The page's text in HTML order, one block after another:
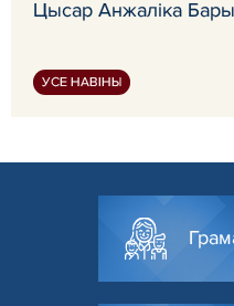
Цысар Анжаліка
УСЕ НАВІНЫ